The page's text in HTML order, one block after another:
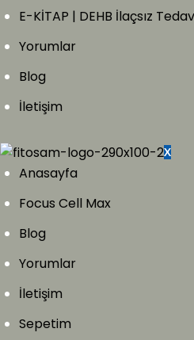
E-KİTAP | DEHB İlaçsız
Yorumlar
Blog
İletişim
X
Anasayfa
Focus Cell Max
Blog
Yorumlar
İletişim
Sepetim